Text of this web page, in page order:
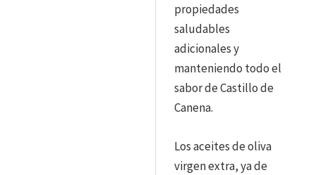
propiedades
saludables
adicionales y
manteniendo todo el
sabor de Castillo de
Canena.
Los aceites de oliva
virgen extra, ya de